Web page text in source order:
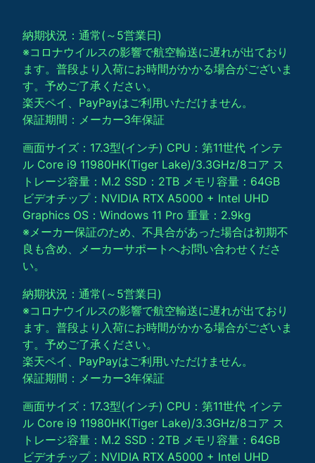
納期状況：通常(～5営業日)
※コロナウイルスの影響で航空輸送に遅れが出ており
ます。普段より入荷にお時間がかかる場合がございま
す。予めご了承ください。
楽天ペイ、PayPayはご利用いただけません。
保証期間：メーカー3年保証
画面サイズ：17.3型(インチ) CPU：第11世代 インテ
ル Core i9 11980HK(Tiger Lake)/3.3GHz/8コア ス
トレージ容量：M.2 SSD：2TB メモリ容量：64GB
ビデオチップ：NVIDIA RTX A5000 + Intel UHD
Graphics OS：Windows 11 Pro 重量：2.9kg
※メーカー保証のため、不具合があった場合は初期不
良も含め、メーカーサポートへお問い合わせくださ
い。
納期状況：通常(～5営業日)
※コロナウイルスの影響で航空輸送に遅れが出ており
ます。普段より入荷にお時間がかかる場合がございま
す。予めご了承ください。
楽天ペイ、PayPayはご利用いただけません。
保証期間：メーカー3年保証
画面サイズ：17.3型(インチ) CPU：第11世代 インテ
ル Core i9 11980HK(Tiger Lake)/3.3GHz/8コア ス
トレージ容量：M.2 SSD：2TB メモリ容量：64GB
ビデオチップ：NVIDIA RTX A5000 + Intel UHD